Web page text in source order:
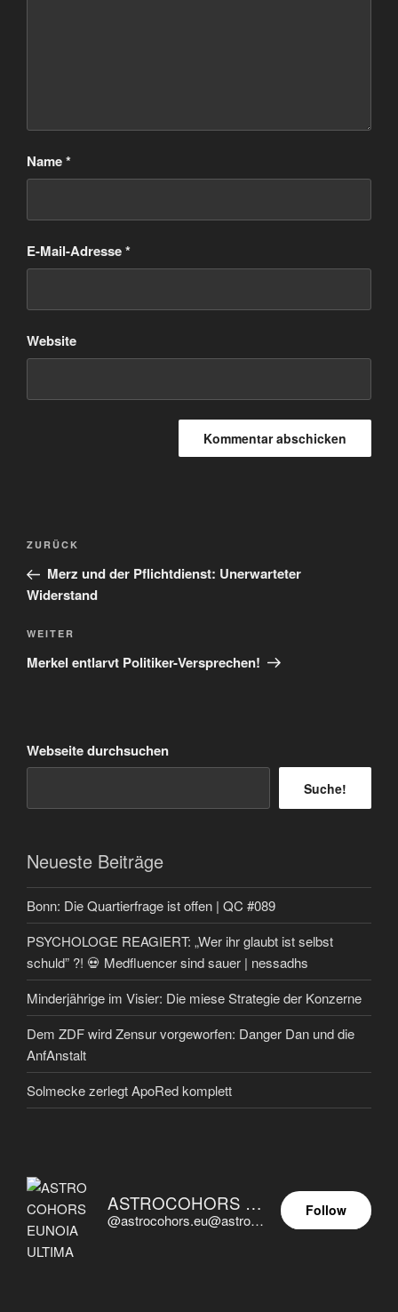
Name*
E-Mail-Adresse*
Website
Beitragsnavigation
Vorheriger
Beitrag
ZURÜCK
Merz und der Pflichtdienst: Unerwarteter
Widerstand
Nächster
Beitrag
WEITER
Merkel entlarvt Politiker-Versprechen!
Webseite durchsuchen
Suche!
Neueste Beiträge
Bonn: Die Quartierfrage ist offen | QC #089
PSYCHOLOGE REAGIERT: „Wer ihr glaubt ist selbst
schuld” ?! 💀 Medfluencer sind sauer | nessadhs
Minderjährige im Visier: Die miese Strategie der Konzerne
Dem ZDF wird Zensur vorgeworfen: Danger Dan und die
AnfAnstalt
Solmecke zerlegt ApoRed komplett
ASTROCOHORS EUNOIA ULTIMA
@astrocohors.eu@astrocohors.eu
Follow